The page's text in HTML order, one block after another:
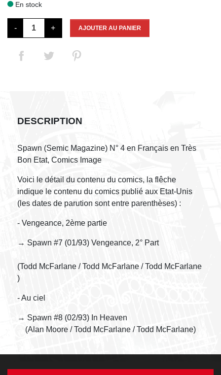
En stock
- + AJOUTER AU PANIER
DESCRIPTION
Spawn (Semic Magazine) N° 4 en Français en Très
Bon Etat, Comics Image
Voici le détail du contenu du comics, la flêche
indique le contenu du comics publié aux Etat-Unis
(les dates de parution sont entre parenthèses) :
- Vengeance, 2ème partie
→ Spawn #7 (01/93) Vengeance, 2° Part
(Todd McFarlane / Todd McFarlane / Todd McFarlane
)
- Au ciel
→ Spawn #8 (02/93) In Heaven
(Alan Moore / Todd McFarlane / Todd McFarlane)